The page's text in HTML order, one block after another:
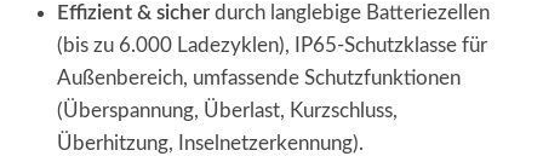
Effizient & sicher durch langlebige Batteriezellen
(bis zu 6.000 Ladezyklen), IP65-Schutzklasse für
Außenbereich, umfassende Schutzfunktionen
(Überspannung, Überlast, Kurzschluss,
Überhitzung, Inselnetzerkennung).